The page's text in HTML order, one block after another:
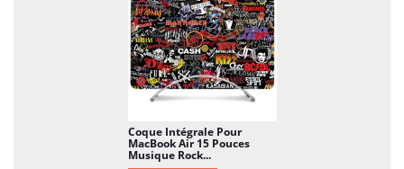
Coque Intégrale Pour
MacBook Air 15 Pouces
Musique Rock...